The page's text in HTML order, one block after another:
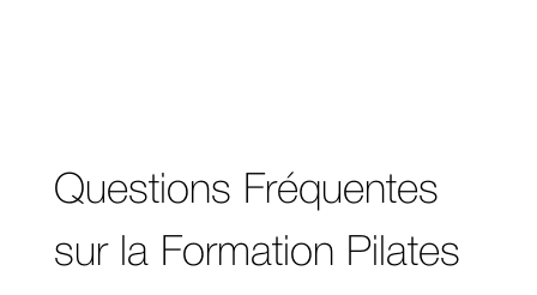
Questions Fréquentes
sur la Formation Pilates